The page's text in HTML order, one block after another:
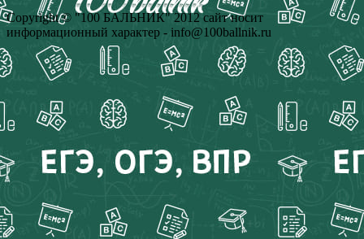
Copyright © "100 БАЛЬНИК" 2012 сайт носит
информационный характер - info@100ballnik.ru